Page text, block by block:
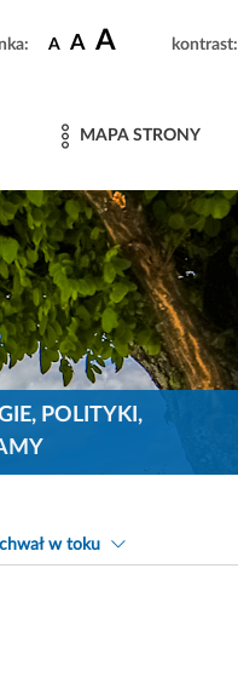
A A A kontrast:
MAPA STRONY
POLITYKI,
w toku